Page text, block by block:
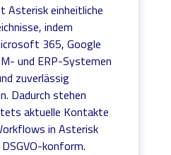
Asterisk einheitliche
indem
365, Google
und ERP-Systemen
zuverlässig
Dadurch stehen
aktuelle Kontakte
in Asterisk
konform.